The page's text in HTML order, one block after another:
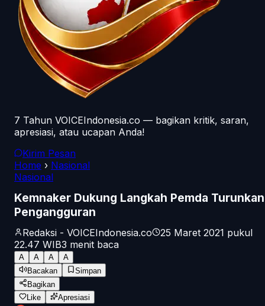
7 Tahun VOICEIndonesia.co — bagikan kritik, saran,
apresiasi, atau ucapan Anda!
Kirim Pesan
Home › Nasional
Nasional
Kemnaker Dukung Langkah Pemda Turunkan
Pengangguran
Redaksi - VOICEIndonesia.co
25 Maret 2021 pukul
22.47 WIB3 menit baca
A A A
A
Bacakan
Simpan
Bagikan
Like
Apresiasi